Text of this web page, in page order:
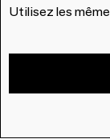
Utilisez les